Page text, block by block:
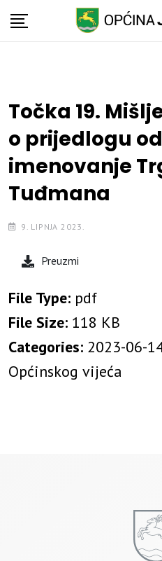
Skip
Točka 19.
o prijedlogu
imenovanje
Tuđmana
9. LIPNJA 2023.
Preuzmi
File Type: pdf
File Size: 118 KB
Categories: 2023-06-
Općinskog vijeća